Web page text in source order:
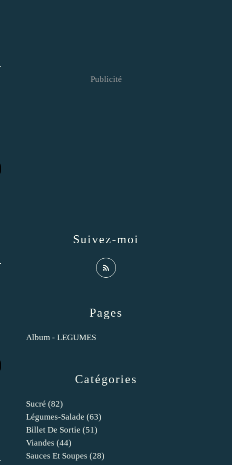
Catégories
Sucré (82)
Légumes-Salade (63)
Billet De Sortie (51)
Viandes (44)
Sauces Et Soupes (28)
Pages
Album - LEGUMES
Suivez-moi
Publicité